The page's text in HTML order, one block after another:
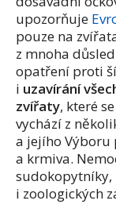
upozorňuje
pouze na
z mnoha
opatření proti
i uzavírání
zvířaty, které
vychází z
a jejího Výboru
a krmiva.
sudokopytníky,
i zoologických